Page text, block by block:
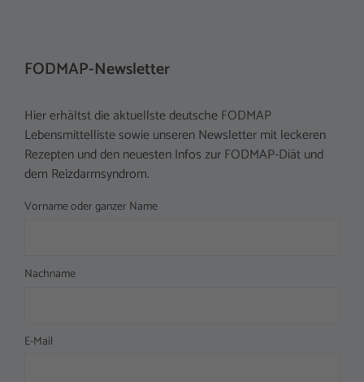
FODMAP-Newsletter
Hier erhältst die aktuellste deutsche FODMAP
Lebensmittelliste sowie unseren Newsletter mit leckeren
Rezepten und den neuesten Infos zur FODMAP-Diät und
dem Reizdarmsyndrom.
Vorname oder ganzer Name
Nachname
E-Mail